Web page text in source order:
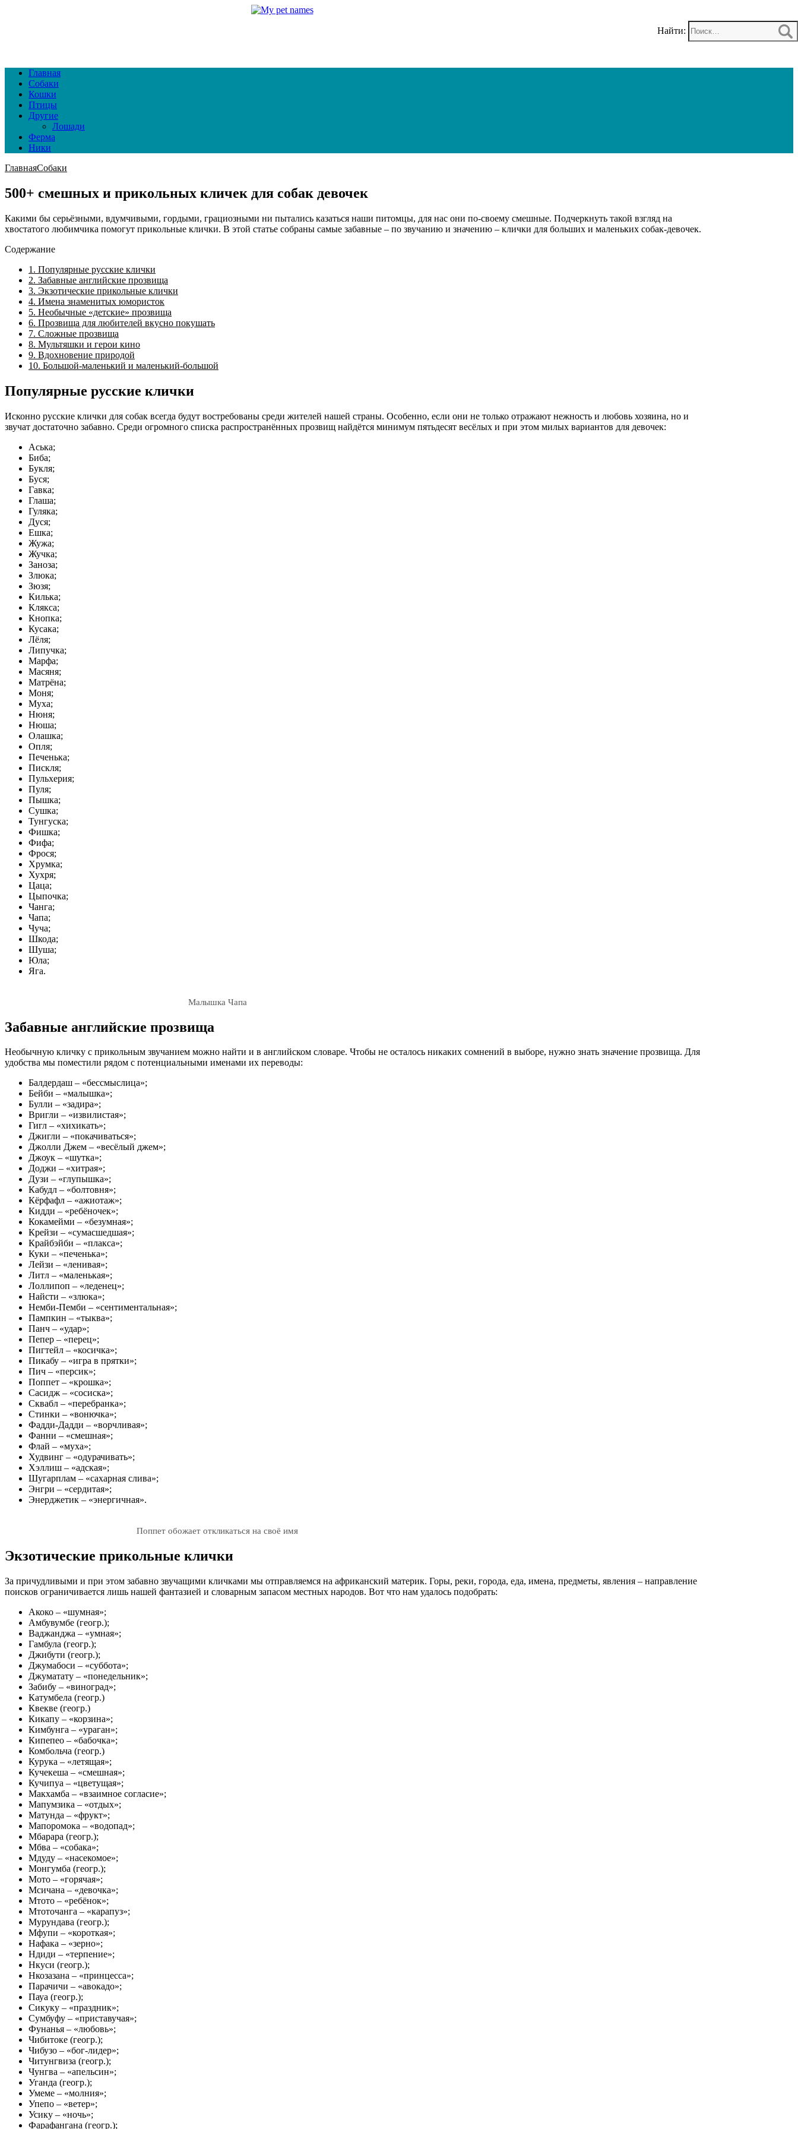
Найти:
Главная
Собаки
Кошки
Птицы
Другие
Лошади
Ферма
Ники
ГлавнаяСобаки
500+ смешных и прикольных кличек для собак девочек
Какими бы серьёзными, вдумчивыми, гордыми, грациозными ни пытались казаться наши питомцы, для нас они по-своему смешные. Подчеркнуть такой взгляд на
хвостатого любимчика помогут прикольные клички. В этой статье собраны самые забавные – по звучанию и значению – клички для больших и маленьких собак-девочек.
Содержание
1. Популярные русские клички
2. Забавные английские прозвища
3. Экзотические прикольные клички
4. Имена знаменитых юмористок
5. Необычные «детские» прозвища
6. Прозвища для любителей вкусно покушать
7. Сложные прозвища
8. Мультяшки и герои кино
9. Вдохновение природой
10. Большой-маленький и маленький-большой
Популярные русские клички
Исконно русские клички для собак всегда будут востребованы среди жителей нашей страны. Особенно, если они не только отражают нежность и любовь хозяина, но и
звучат достаточно забавно. Среди огромного списка распространённых прозвищ найдётся минимум пятьдесят весёлых и при этом милых вариантов для девочек:
Аська;
Биба;
Букля;
Буся;
Гавка;
Глаша;
Гуляка;
Дуся;
Ешка;
Жужа;
Жучка;
Заноза;
Злюка;
Зюзя;
Килька;
Клякса;
Кнопка;
Кусака;
Лёля;
Липучка;
Марфа;
Масяня;
Матрёна;
Моня;
Муха;
Нюня;
Нюша;
Олашка;
Опля;
Печенька;
Пискля;
Пульхерия;
Пуля;
Пышка;
Сушка;
Тунгуска;
Фишка;
Фифа;
Фрося;
Хрумка;
Хухря;
Цаца;
Цыпочка;
Чанга;
Чапа;
Чуча;
Шкода;
Шуша;
Юла;
Яга.
Малышка Чапа
Забавные английские прозвища
Необычную кличку с прикольным звучанием можно найти и в английском словаре. Чтобы не осталось никаких сомнений в выборе, нужно знать значение прозвища. Для
удобства мы поместили рядом с потенциальными именами их переводы:
Балдердаш – «бессмыслица»;
Бейби – «малышка»;
Булли – «задира»;
Вригли – «извилистая»;
Гигл – «хихикать»;
Джигли – «покачиваться»;
Джолли Джем – «весёлый джем»;
Джоук – «шутка»;
Доджи – «хитрая»;
Дузи – «глупышка»;
Кабудл – «болтовня»;
Кёрфафл – «ажиотаж»;
Кидди – «ребёночек»;
Кокамейми – «безумная»;
Крейзи – «сумасшедшая»;
Крайбэйби – «плакса»;
Куки – «печенька»;
Лейзи – «ленивая»;
Литл – «маленькая»;
Лоллипоп – «леденец»;
Найсти – «злюка»;
Немби-Пемби – «сентиментальная»;
Пампкин – «тыква»;
Панч – «удар»;
Пепер – «перец»;
Пигтейл – «косичка»;
Пикабу – «игра в прятки»;
Пич – «персик»;
Поппет – «крошка»;
Сасидж – «сосиска»;
Сквабл – «перебранка»;
Стинки – «вонючка»;
Фадди-Дадди – «ворчливая»;
Фанни – «смешная»;
Флай – «муха»;
Худвинг – «одурачивать»;
Хэллиш – «адская»;
Шугарплам – «сахарная слива»;
Энгри – «сердитая»;
Энерджетик – «энергичная».
Поппет обожает откликаться на своё имя
Экзотические прикольные клички
За причудливыми и при этом забавно звучащими кличками мы отправляемся на африканский материк. Горы, реки, города, еда, имена, предметы, явления – направление
поисков ограничивается лишь нашей фантазией и словарным запасом местных народов. Вот что нам удалось подобрать:
Акоко – «шумная»;
Амбувумбе (геогр.);
Ваджанджа – «умная»;
Гамбула (геогр.);
Джибути (геогр.);
Джумабоси – «суббота»;
Джуматату – «понедельник»;
Забибу – «виноград»;
Катумбела (геогр.)
Квекве (геогр.)
Кикапу – «корзина»;
Кимбунга – «ураган»;
Кипепео – «бабочка»;
Комбольча (геогр.)
Курука – «летящая»;
Кучекеша – «смешная»;
Кучипуа – «цветущая»;
Макхамба – «взаимное согласие»;
Мапумзика – «отдых»;
Матунда – «фрукт»;
Мапоромока – «водопад»;
Мбарара (геогр.);
Мбва – «собака»;
Мдуду – «насекомое»;
Монгумба (геогр.);
Мото – «горячая»;
Мсичана – «девочка»;
Мтото – «ребёнок»;
Мтоточанга – «карапуз»;
Мурундава (геогр.);
Мфупи – «короткая»;
Нафака – «зерно»;
Ндиди – «терпение»;
Нкуси (геогр.);
Нкозазана – «принцесса»;
Парачичи – «авокадо»;
Пауа (геогр.);
Сикуку – «праздник»;
Сумбуфу – «приставучая»;
Фунанья – «любовь»;
Чибитоке (геогр.);
Чибузо – «бог-лидер»;
Читунгвиза (геогр.);
Чунгва – «апельсин»;
Уганда (геогр.);
Умеме – «молния»;
Упепо – «ветер»;
Усику – «ночь»;
Фарафангана (геогр.);